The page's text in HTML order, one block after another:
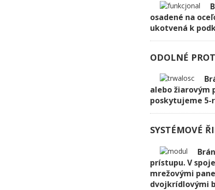
osadené na
ukotvená k
ODOLNÉ
alebo žiarovým
poskytujeme 5-
SYSTÉMOVÉ
prístupu. V
mrežovými
dvojkrídlovými